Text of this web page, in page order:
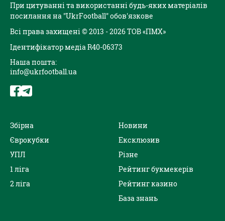
При цитуванні та використанні будь-яких матеріалів
посилання на "UkrFootball" обов'язкове
Всі права захищені © 2013 - 2026 ТОВ «ПМХ»
Ідентифікатор медіа R40-06373
Наша пошта:
info@ukrfootball.ua
Збірна
Єврокубки
УПЛ
1 ліга
2 ліга
Новини
Ексклюзив
Різне
Рейтинг букмекерів
Рейтинг казино
База знань